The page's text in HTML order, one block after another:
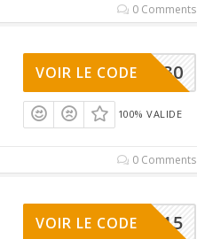
0 Comments
KRTEN30
VOIR LE CODE
100% VALIDE
0 Comments
AFF15
VOIR LE CODE